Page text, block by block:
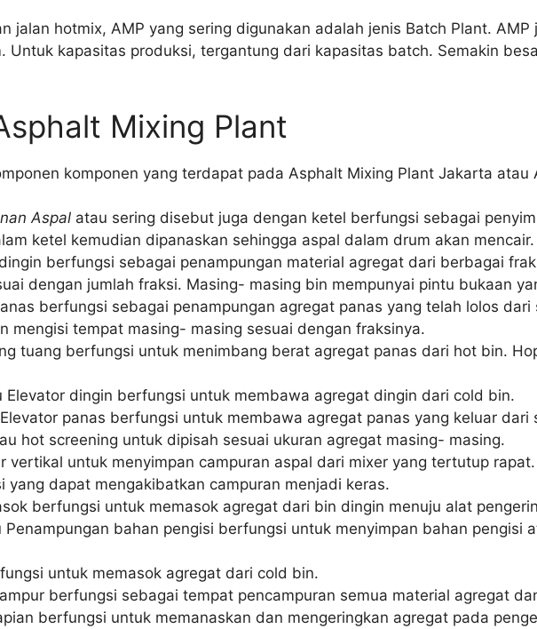
jalan hotmix, AMP yang sering digunakan adalah jenis Batch Plant.
Untuk kapasitas produksi, tergantung dari kapasitas batch. Semakin
Mixing Plant
komponen yang terdapat pada Asphalt Mixing Plant Jakarta atau
Aspal atau sering disebut juga dengan ketel berfungsi sebagai
ketel kemudian dipanaskan sehingga aspal dalam drum akan mencair.
berfungsi sebagai penampungan material agregat dari berbagai
dengan jumlah fraksi. Masing- masing bin mempunyai pintu bukaan
berfungsi sebagai penampungan agregat panas yang telah lolos
mengisi tempat masing- masing sesuai dengan fraksinya.
tuang berfungsi untuk menimbang berat agregat panas dari hot bin.
Elevator dingin berfungsi untuk membawa agregat dingin dari cold bin.
panas berfungsi untuk membawa agregat panas yang keluar
hot screening untuk dipisah sesuai ukuran agregat masing- masing.
vertikal untuk menyimpan campuran aspal dari mixer yang tertutup
yang dapat mengakibatkan campuran menjadi keras.
berfungsi untuk memasok agregat dari bin dingin menuju alat
Penampungan bahan pengisi berfungsi untuk menyimpan bahan pengisi
untuk memasok agregat dari cold bin.
berfungsi sebagai tempat pencampuran semua material agregat
berfungsi untuk memanaskan dan mengeringkan agregat pada